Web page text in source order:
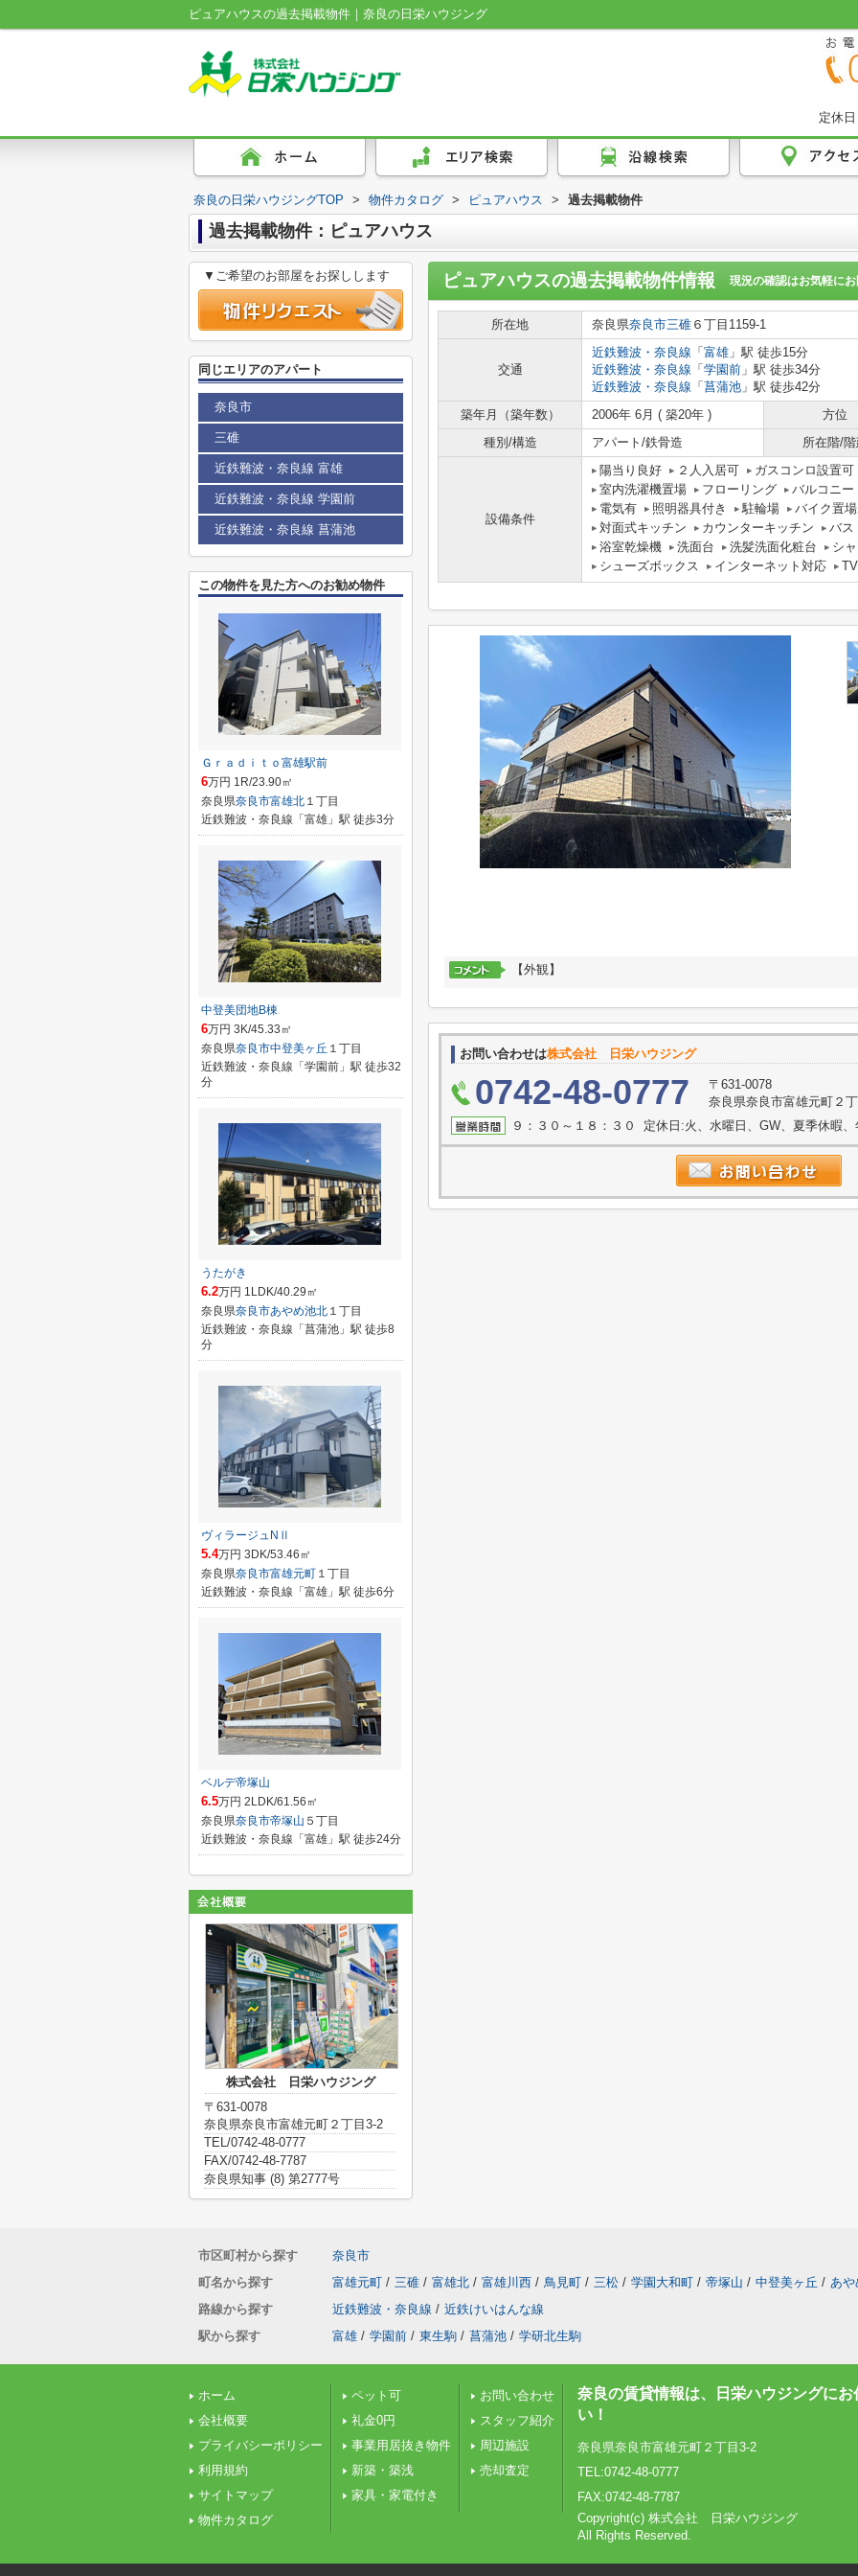
ピュアハウスの過去掲載物件｜奈良の日栄ハウジング
定休
奈良の日栄ハウジングTOP > 物件カタログ > ピュアハウス > 過去掲載物件
過去掲載物件：ピュアハウス
ピュアハウスの過去掲載物件情報 現況の確認はお気軽にお
所在地 奈良県奈良市三碓 ６丁目1159-1
交通
近鉄難波・奈良線 「 富雄 」駅 徒歩15分
近鉄難波・奈良線 「 学園前 」駅 徒歩34分
近鉄難波・奈良線 「 菖蒲池 」駅 徒歩42分
築年月（築年数）
2006年 6月 ( 築20年 ) 方位
種別/構造
アパート/鉄骨造 所在階/階
設備条件
陽当り良好 ２人入居可 ガスコンロ設置可
室内洗濯機置場
フローリング バルコニー
電気有
照明器具付き 駐輪場 バイク置場
対面式キッチン
カウンターキッチン バス
浴室乾燥機
洗面台 洗髪洗面化粧台 シ
シューズボックス
インターネット対応
【外観】
お問い合わせは株式会社 日栄ハウジング
0742-48-0777
〒631-0078
奈良県奈良市富雄元町２
９：３０～１８：３０ 定休日:火、水曜日、GW、夏季休暇
▼ご希望のお部屋をお探しします
同じエリアのアパート
奈良市
三碓
近鉄難波・奈良線 富雄
近鉄難波・奈良線 学園前
近鉄難波・奈良線 菖蒲池
この物件を見た方へのお勧め物件
Ｇｒａｄｉｔｏ富雄駅前
6万円 1R/23.90㎡
奈良県奈良市富雄北 １丁目
近鉄難波・奈良線「富雄」駅 徒歩3分
中登美団地B棟
6万円 3K/45.33㎡
奈良県奈良市中登美ヶ丘 １丁目
近鉄難波・奈良線「学園前」駅 徒歩32
分
うたがき
6.2万円 1LDK/40.29㎡
奈良県奈良市あやめ池北 １丁目
近鉄難波・奈良線「菖蒲池」駅 徒歩8
分
ヴィラージュNⅡ
5.4万円 3DK/53.46㎡
奈良県奈良市富雄元町 １丁目
近鉄難波・奈良線「富雄」駅 徒歩6分
ベルデ帝塚山
6.5万円 2LDK/61.56㎡
奈良県奈良市帝塚山 ５丁目
近鉄難波・奈良線「富雄」駅 徒歩24分
株式会社 日栄ハウジング
〒631-0078
奈良県奈良市富雄元町２丁目3-2
TEL/0742-48-0777
FAX/0742-48-7787
奈良県知事 (8) 第2777号
市区町村から探す
奈良市
町名から探す
富雄元町 / 三碓 / 富雄北 / 富雄川西 / 鳥見町 / 三松 / 学園大和町 / 帝塚山 / 中登美ヶ丘 / あや
路線から探す
近鉄難波・奈良線 / 近鉄けいはんな線
駅から探す
富雄 / 学園前 / 東生駒 / 菖蒲池 / 学研北生駒
ホーム
会社概要
プライバシーポリシー
利用規約
サイトマップ
物件カタログ
ペット可
礼金0円
事業用居抜き物件
新築・築浅
家具・家電付き
お問い合わせ
スタッフ紹介
周辺施設
売却査定
奈良の賃貸情報は、日栄ハウジングにお
い！
奈良県奈良市富雄元町２丁目3-2
TEL:0742-48-0777
FAX:0742-48-7787
Copyright(c) 株式会社 日栄ハウジング
All Rights Reserved.